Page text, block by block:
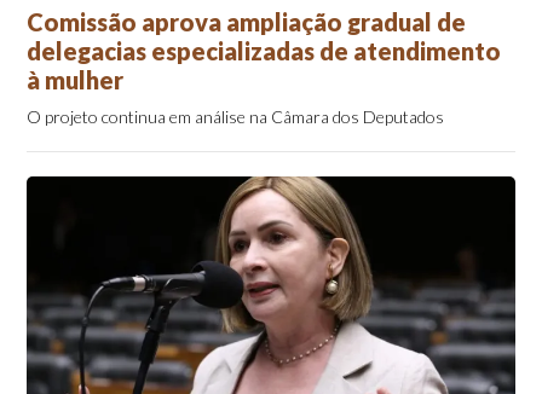
Comissão aprova ampliação gradual de
delegacias especializadas de atendimento
à mulher
O projeto continua em análise na Câmara dos Deputados